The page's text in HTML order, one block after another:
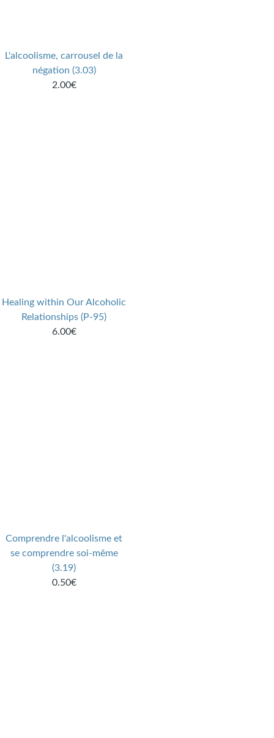
L'alcoolisme, carrousel de la
négation (3.03)
2.00€
Healing within Our Alcoholic
Relationships (P-95)
6.00€
Comprendre l'alcoolisme et
se comprendre soi-même
(3.19)
0.50€